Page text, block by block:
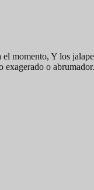
momento, Y los
exagerado o abrumador.